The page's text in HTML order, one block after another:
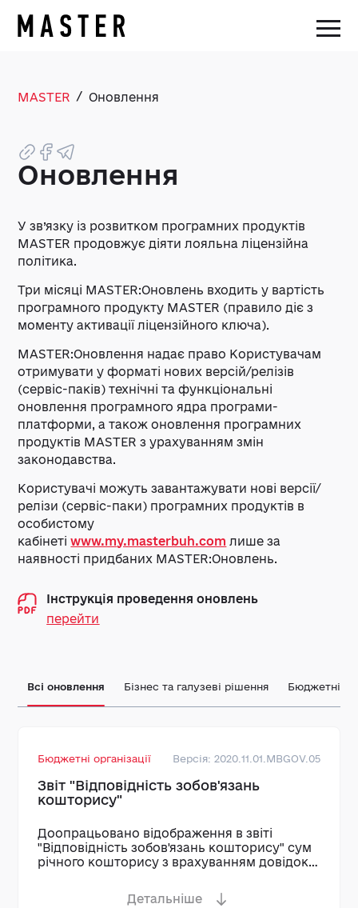
MASTER / Оновлення
Оновлення
У зв’язку із розвитком програмних продуктів
MASTER продовжує діяти лояльна ліцензійна
політика.
Три місяці MASTER:Оновлень входить у вартість
програмного продукту MASTER (правило діє з
моменту активації ліцензійного ключа).
MASTER:Оновлення надає право Користувачам
отримувати у форматі нових версій/релізів
(сервіс-паків) технічні та функціональні
оновлення програмного ядра програми-
платформи, а також оновлення програмних
продуктів MASTER з урахуванням змін
законодавства.
Користувачі можуть завантажувати нові версії/
релізи (сервіс-паки) програмних продуктів в
особистому
кабінетіwww.my.masterbuh.com лише за
наявності придбаних MASTER:Оновлень.
Інструкція проведення оновлень
перейти
Всі оновлення Бізнес та галузеві рішення Бюджетні
Бюджетні організації Версія: 2020.11.01.MBGOV.05
Звіт "Відповідність зобов'язань
кошторису"
Доопрацьовано відображення в звіті
"Відповідність зобов'язань кошторису" сум
річного кошторису з врахуванням довідок
в системі за період звіту
Детальніше